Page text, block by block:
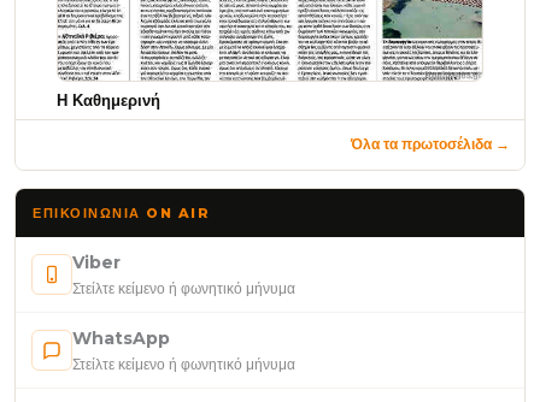
Η Καθημερινή
Όλα τα πρωτοσέλιδα →
ΕΠΙΚΟΙΝΩΝΊΑ ON AIR
Viber
Στείλτε κείμενο ή φωνητικό μήνυμα
WhatsApp
Στείλτε κείμενο ή φωνητικό μήνυμα